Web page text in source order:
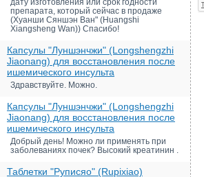
дату изготовления или срок годности
препарата, который сейчас в продаже
(Хуанши Сяншэн Ван" (Huangshi
Xiangsheng Wan)) Спасибо!
Капсулы "Луншэнчжи" (Longshengzhi
Jiaonang) для восстановления после
ишемического инсульта
Здравствуйте. Можно.
Капсулы "Луншэнчжи" (Longshengzhi
Jiaonang) для восстановления после
ишемического инсульта
Добрый день! Можно ли применять при
заболеваниях почек? Высокий креатинин .
Таблетки "Руписяо" (Rupixiao)